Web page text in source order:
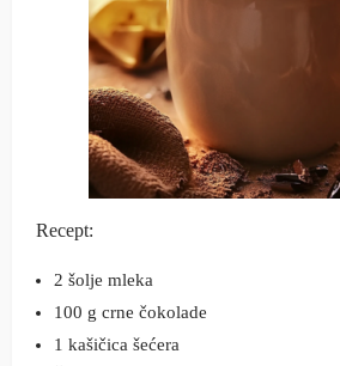
Recept:
2 šolje mleka
100 g crne čokolade
1 kašičica šećera